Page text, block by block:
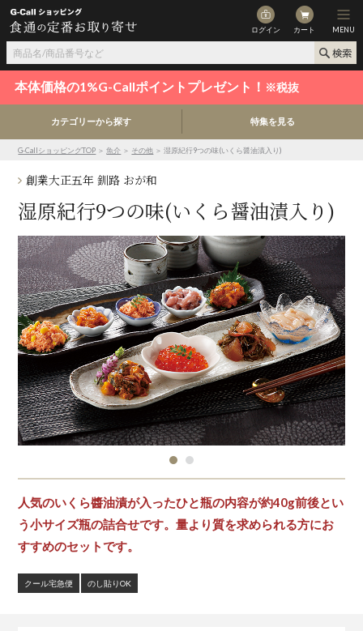
ログイン カート MENU
本体価格の1%G-Callポイントプレゼント！ ※税抜
カテゴリーから探す 特集を見る
G-CallショッピングTOP ＞魚介 ＞ その他 ＞ 湿原紀行9つの味(いくら醤油漬入り)
創業大正五年 釧路 おが和
湿原紀行9つの味(いくら醤油漬入り)
人気のいくら醬油漬が入ったひと瓶の内容が約40g前後とい
う小サイズ瓶の詰合せです。量より質を求められる方にお
すすめのセットです。
クール宅急便 のし貼りOK